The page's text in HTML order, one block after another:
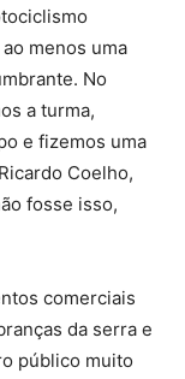
menos uma
No
a turma,
e fizemos uma
Coelho,
fosse isso,
comerciais
da serra e
público muito